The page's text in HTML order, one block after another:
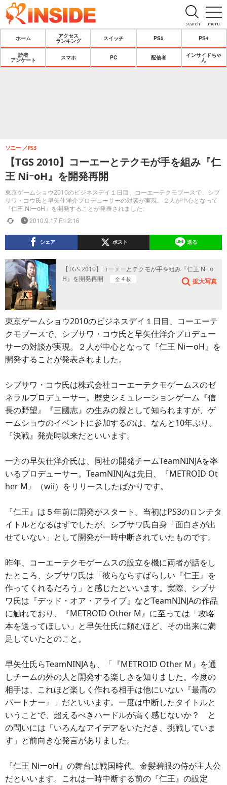
menu
search
ホーム
アクセス
ランキング
スイッチ PS5 PS4
読者
アンケート
スマホ PC 配信者
インサイドちゃ
ん
【TGS 2010】コーエーとテクモが手を組み『仁
王 NiｰoH』を開発再開
東京ゲームショウ2010のビジネスデイ１日目、コーエーテクモブースで、シブ
サワ・コウ氏と早矢仕洋介プロデューサーの対談が実現。２人が中心となって
『仁王 NiーoH』を開発することが発表されました。
ソニー PS3
2010.9.17 Fri 2:16
シェア ポスト 送る
【TGS 2010】コーエーとテクモが手を組み『仁王 Niｰo
H』を開発再開
全 4 枚 拡大写真
東京ゲームショウ2010のビジネスデイ１日目、コーエーテ
クモブースで、シブサワ・コウ氏と早矢仕洋介プロデュー
サーの対談が実現。２人が中心となって『仁王 NiーoH』を
開発することが発表されました。
シブサワ・コウ氏は株式会社コーエーテクモゲームスのゼ
ネラルプロデューサー。歴史シミュレーションゲーム『信
長の野望』『三國志』の生みの親として知られますが、ゲ
ームショウのイベントに参加するのは、なんと10年ぶり。
『決戦』発売時以来だといいます。
一方の早矢仕洋介氏は、同社の開発チームTeamNINJAを率
いるプロデューサー。TeamNINJAは先日、『METROID Ot
her M』（wii）をリリースしたばかりです。
『仁王』は５年前に開発がスタート。当初はPS3のロンチタ
イトルとなるはずでしたが、シブサワ氏自身「面白さが出
せていない」として開発が一時中断されていたものです。
昨年、コーエーテクモゲームスの設立を機に両者が話をし
たところ、シブサワ氏は「彼らならすばらしい『仁王』を
作ってくれるだろう」と感じたといいます。実際、シブサ
ワ氏は『デッド・オア・アライブ』などTeamNINJAの作品
に触れており、『METROID Other M』に至っては「攻略
本を送ってほしい」と早矢仕氏に頼むほど、その出来に満
足していたとのこと。
早矢仕氏らTeamNINJAも、「『METROID Other M』を通
しチームの外の人と開発する楽しさを知りました。今度の
相手は、これほど楽しく作れる相手は他にいない『最高の
パートナー』」だといいます。一度は中断したタイトルと
いうことで、超えるべきハードルが高く感じないか？ と
の問いには「いろんなアイデアをいただき、挑戦していま
す」と前向きな発言がありました。
『仁王 NiーoH』の舞台は戦国時代。金髪碧眼の侍が主人公
だといいます。これは一時中断する前の『仁王』の設定